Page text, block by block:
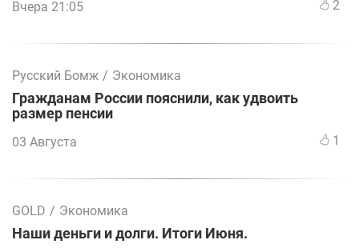
Вчера 21:05 2
Русский Бомж / Экономика
Гражданам России пояснили, как удвоить
размер пенсии
03 Августа 1
GOLD / Экономика
Наши деньги и долги. Итоги Июня.